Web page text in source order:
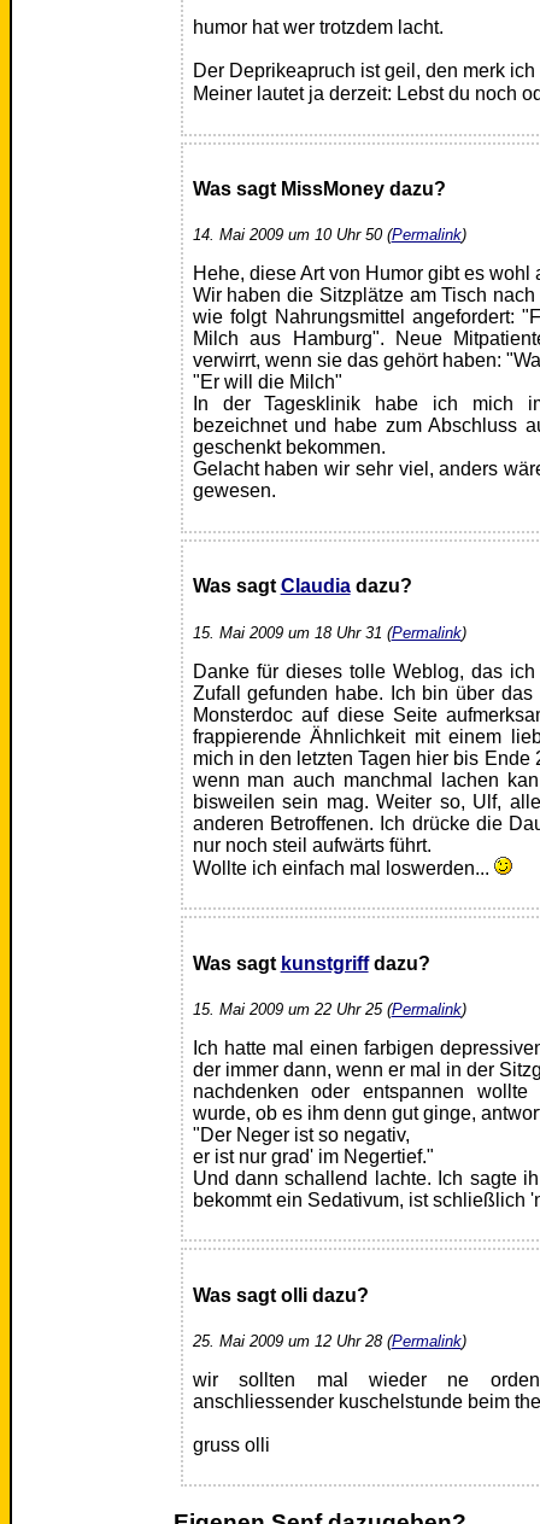
humor hat wer trotzdem lacht.
Der Deprikeapruch ist geil, den merk ich
Meiner lautet ja derzeit: Lebst du noch
Was sagt MissMoney dazu?
14. Mai 2009 um 10 Uhr 50 (Permalink)
Hehe, diese Art von Humor gibt es wohl
Wir haben die Sitzplätze am Tisch
wie folgt Nahrungsmittel angefordert:
Milch aus Hamburg". Neue
verwirrt, wenn sie das gehört haben:
"Er will die Milch"
In der Tagesklinik habe ich mich
bezeichnet und habe zum Abschluss
geschenkt bekommen.
Gelacht haben wir sehr viel, anders
gewesen.
Was sagt Claudiadazu?
15. Mai 2009 um 18 Uhr 31 (Permalink)
Danke für dieses tolle Weblog, das
Zufall gefunden habe. Ich bin über
Monsterdoc auf diese Seite
frappierende Ähnlichkeit mit einem
mich in den letzten Tagen hier bis
wenn man auch manchmal lachen
bisweilen sein mag. Weiter so, Ulf,
anderen Betroffenen. Ich drücke die
nur noch steil aufwärts führt.
Wollte ich einfach mal loswerden...
Was sagt kunstgriffdazu?
15. Mai 2009 um 22 Uhr 25 (Permalink)
Ich hatte mal einen farbigen
der immer dann, wenn er mal in der
nachdenken oder entspannen
wurde, ob es ihm denn gut ginge,
"Der Neger ist so negativ,
er ist nur grad' im Negertief."
Und dann schallend lachte. Ich sagte
bekommt ein Sedativum, ist schließlich
Was sagt olli dazu?
25. Mai 2009 um 12 Uhr 28 (Permalink)
wir sollten mal wieder ne
anschliessender kuschelstunde beim
gruss olli